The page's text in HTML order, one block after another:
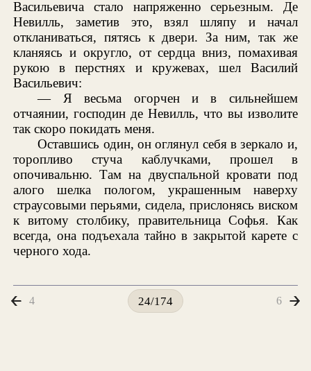
Васильевича стало напряженно серьезным. Де
Невилль, заметив это, взял шляпу и начал
откланиваться, пятясь к двери. За ним, так же
кланяясь и округло, от сердца вниз, помахивая
рукою в перстнях и кружевах, шел Василий
Васильевич:
— Я весьма огорчен и в сильнейшем
отчаянии, господин де Невилль, что вы изволите
так скоро покидать меня.
Оставшись один, он оглянул себя в зеркало и,
торопливо стуча каблучками, прошел в
опочивальню. Там на двуспальной кровати под
алого шелка пологом, украшенным наверху
страусовыми перьями, сидела, прислонясь виском
к витому столбику, правительница Софья. Как
всегда, она подъехала тайно в закрытой карете с
черного хода.
4 24/174 6